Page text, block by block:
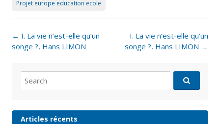
Projet europe education ecole
Post
navigation
← I. La vie n’est-elle qu’un
songe ?, Hans LIMON
I. La vie n’est-elle qu’un
songe ?, Hans LIMON →
for:
Articles récents